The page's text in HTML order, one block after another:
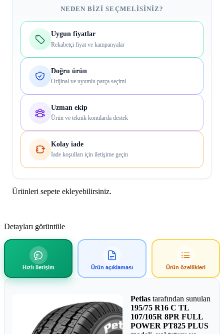
NEDEN BIZI SEÇMELISINIZ?
Uygun fiyatlar
Rekabetçi fiyat ve kampanyalar
Doğru ürün
Orijinal ve uyumlu parça seçimi
Uzman ekip
Ürün ve teknik konularda destek
Kolay iade
İade koşulları için iletişime geçin
Ürünleri sepete ekleyebilirsiniz.
Detayları görüntüle
Hızlı iletişim Ürün açıklaması Ürün özellikleri
Petlas tarafından sunulan
195/75 R16 C TL
107/105R 8PR FULL
POWER PT825 PLUS